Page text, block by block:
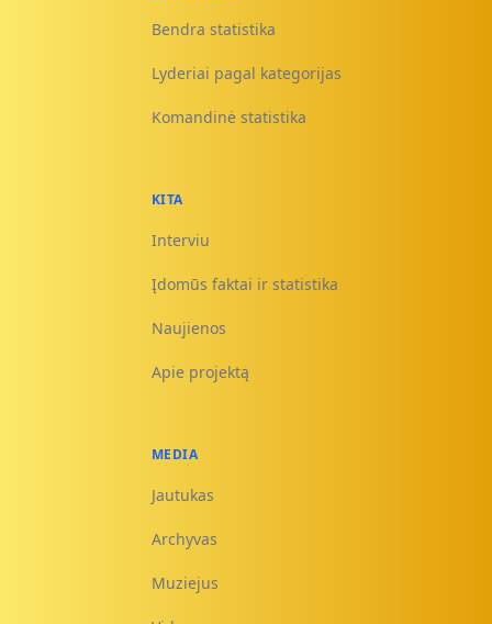
Bendra statistika
Lyderiai pagal kategorijas
Komandinė statistika
KITA
Interviu
Įdomūs faktai ir statistika
Naujienos
Apie projektą
MEDIA
Jautukas
Archyvas
Muziejus